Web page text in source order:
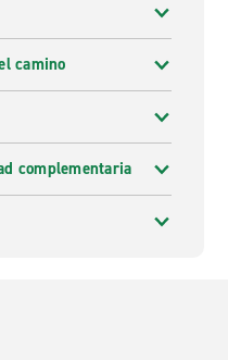
camino
complementaria